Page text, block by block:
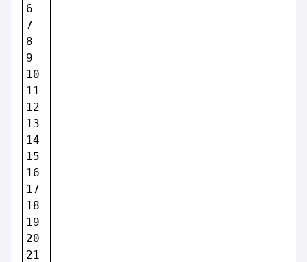
6
7
8
9
10
11
12
13
14
15
16
17
18
19
20
21